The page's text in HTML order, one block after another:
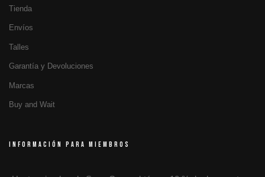
Tienda
Envíos
Talles
Garantía y Devoluciones
Marcas
Buy and Wait
INFORMACIÓN PARA MIEMBROS